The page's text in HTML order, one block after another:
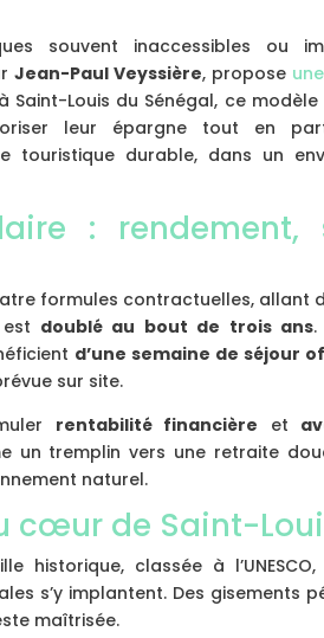
souvent inaccessibles ou
Jean-Paul Veyssière, propose
Saint-Louis du Sénégal, ce
leur épargne tout en
touristique durable, dans un
: rendement,
formules contractuelles, allant
doublé au bout de trois ans.
d’une semaine de séjour
sur site.
rentabilité financière et
un tremplin vers une retraite
naturel.
cœur de Saint-
historique, classée à
s’y implantent. Des gisements
maîtrisée.